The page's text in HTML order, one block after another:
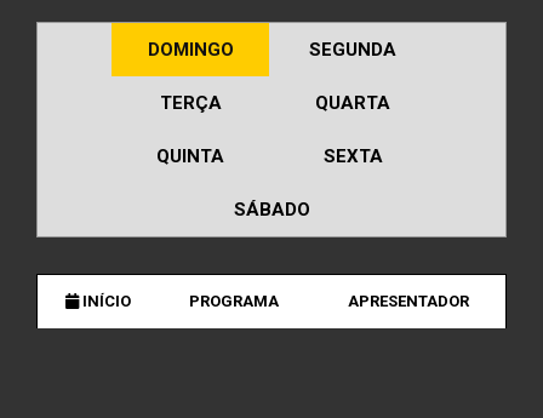
DOMINGO SEGUNDA
TERÇA QUARTA
QUINTA SEXTA
SÁBADO
INÍCIO PROGRAMA APRESENTADOR